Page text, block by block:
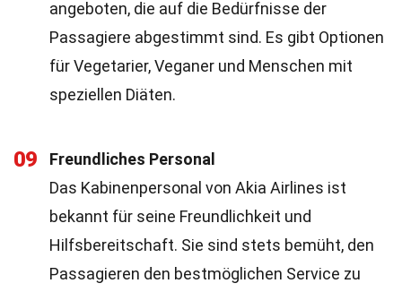
angeboten, die auf die Bedürfnisse der
Passagiere abgestimmt sind. Es gibt Optionen
für Vegetarier, Veganer und Menschen mit
speziellen Diäten.
09
Freundliches Personal
Das Kabinenpersonal von Akia Airlines ist
bekannt für seine Freundlichkeit und
Hilfsbereitschaft. Sie sind stets bemüht, den
Passagieren den bestmöglichen Service zu